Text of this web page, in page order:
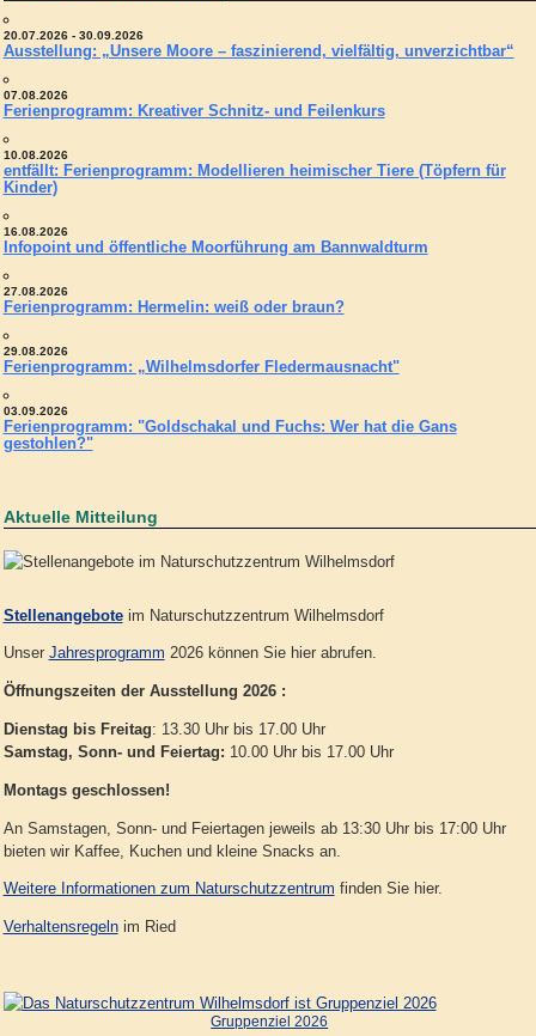
20.07.2026 - 30.09.2026
Ausstellung: „Unsere Moore – faszinierend, vielfältig, unverzichtbar“
07.08.2026
Ferienprogramm: Kreativer Schnitz- und Feilenkurs
10.08.2026
entfällt: Ferienprogramm: Modellieren heimischer Tiere (Töpfern für
Kinder)
16.08.2026
Infopoint und öffentliche Moorführung am Bannwaldturm
27.08.2026
Ferienprogramm: Hermelin: weiß oder braun?
29.08.2026
Ferienprogramm: „Wilhelmsdorfer Fledermausnacht"
03.09.2026
Ferienprogramm: "Goldschakal und Fuchs: Wer hat die Gans
gestohlen?"
Aktuelle Mitteilung
Stellenangeboteim Naturschutzzentrum Wilhelmsdorf
Unser Jahresprogramm 2026 können Sie hier abrufen.
Öffnungszeiten der Ausstellung 2026 :
Dienstag bis Freitag: 13.30 Uhr bis 17.00 Uhr
Samstag, Sonn- und Feiertag: 10.00 Uhr bis 17.00 Uhr
Montags geschlossen!
An Samstagen, Sonn- und Feiertagen jeweils ab 13:30 Uhr bis 17:00 Uhr
bieten wir Kaffee, Kuchen und kleine Snacks an.
Weitere Informationen zum Naturschutzzentrum finden Sie hier.
Verhaltensregelnim Ried
Gruppenziel 2026